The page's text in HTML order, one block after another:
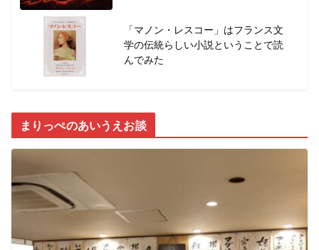
「マノン・レスコー」はフランス文
学の伝統らしい小説ということで読
んでみた
まりっぺのあいうえお談